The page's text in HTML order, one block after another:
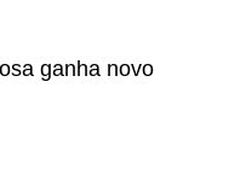
ganha novo